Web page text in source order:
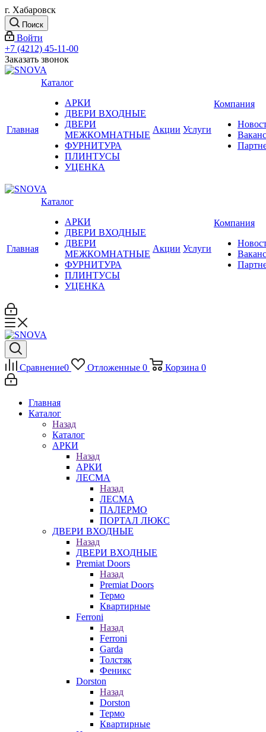
г. Хабаровск
Поиск
Войти
+7 (4212) 45-11-00
Заказать звонок
Главная
Каталог
АРКИ
ДВЕРИ ВХОДНЫЕ
ДВЕРИ
МЕЖКОМНАТНЫЕ
ФУРНИТУРА
ПЛИНТУСЫ
УЦЕНКА
Акции Услуги
Компания
Главная
Каталог
АРКИ
ДВЕРИ ВХОДНЫЕ
ДВЕРИ
МЕЖКОМНАТНЫЕ
ФУРНИТУРА
ПЛИНТУСЫ
УЦЕНКА
Акции Услуги
Компания
Сравнение0 Отложенные 0 Корзина 0
Главная
Каталог
Назад
Каталог
АРКИ
Назад
АРКИ
ЛЕСМА
Назад
ЛЕСМА
ПАЛЕРМО
ПОРТАЛ ЛЮКС
ДВЕРИ ВХОДНЫЕ
Назад
ДВЕРИ ВХОДНЫЕ
Premiat Doors
Назад
Premiat Doors
Термо
Квартирные
Ferroni
Назад
Ferroni
Garda
Толстяк
Феникс
Dorston
Назад
Dorston
Термо
Квартирные